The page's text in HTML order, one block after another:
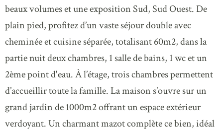
beaux volumes et une exposition Sud, Sud Ouest. De
plain pied, profitez d’un vaste séjour double avec
cheminée et cuisine séparée, totalisant 60m2, dans la
partie nuit deux chambres, 1 salle de bains, 1 wc et un
2ème point d'eau. À l’étage, trois chambres permettent
d’accueillir toute la famille. La maison s’ouvre sur un
grand jardin de 1000m2 offrant un espace extérieur
verdoyant. Un charmant mazot complète ce bien, idéal